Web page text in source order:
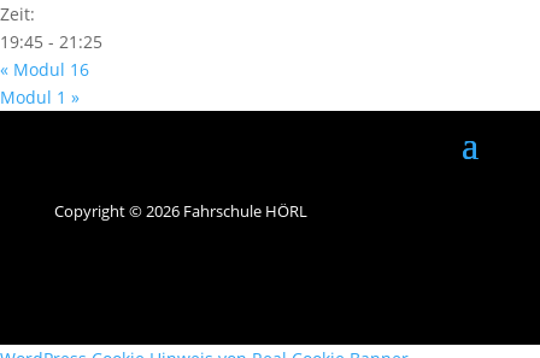
Zeit:
19:45 - 21:25
« Modul 16
Modul 1 »
Copyright © 2026 Fahrschule HÖRL